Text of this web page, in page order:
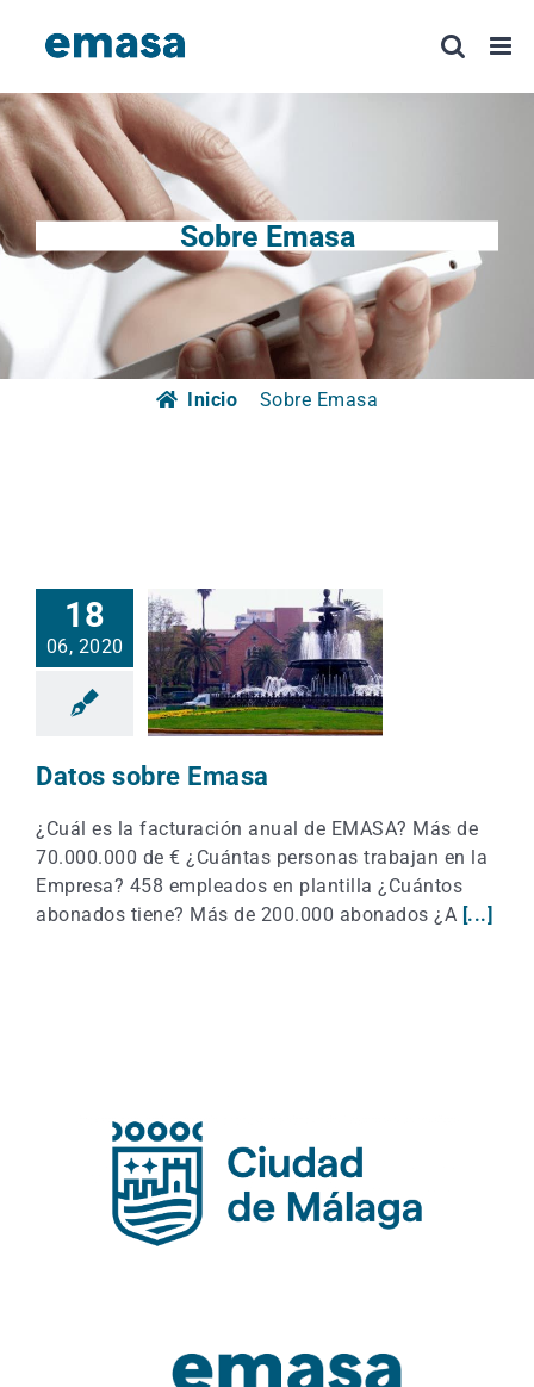
Sobre Emasa
Inicio Sobre Emasa
18
06, 2020
Datos sobre Emasa
¿Cuál es la facturación anual de EMASA? Más de
70.000.000 de € ¿Cuántas personas trabajan en la
Empresa? 458 empleados en plantilla ¿Cuántos
abonados tiene? Más de 200.000 abonados ¿A [...]